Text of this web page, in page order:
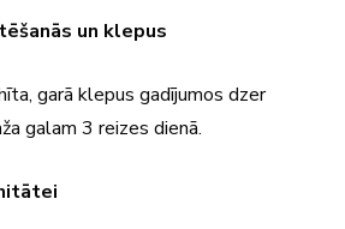
un klepus
garā klepus gadījumos dzer
galam 3 reizes die­nā.